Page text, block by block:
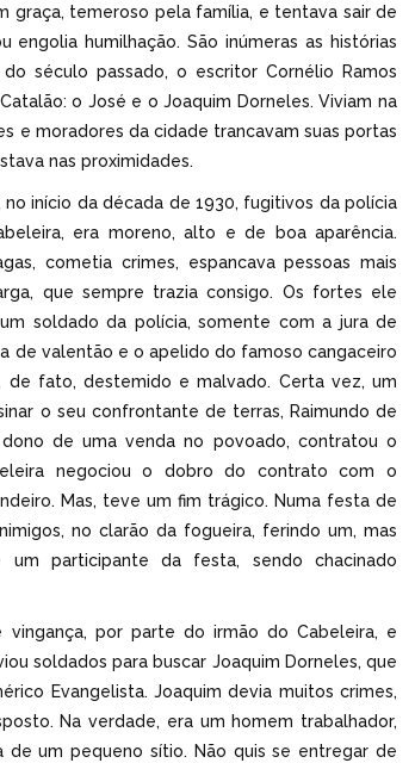
graça, temeroso pela família, e tentava sair de
engolia humilhação. São inúmeras as histórias
século passado, o escritor Cornélio Ramos
o José e o Joaquim Dorneles. Viviam na
e moradores da cidade trancavam suas portas
nas proximidades.
no início da década de 1930, fugitivos da polícia
era moreno, alto e de boa aparência.
cometia crimes, espancava pessoas mais
que sempre trazia consigo. Os fortes ele
soldado da polícia, somente com a jura de
de valentão e o apelido do famoso cangaceiro
de fato, destemido e malvado. Certa vez, um
o seu confrontante de terras, Raimundo de
de uma venda no povoado, contratou o
negociou o dobro do contrato com o
Mas, teve um fim trágico. Numa festa de
no clarão da fogueira, ferindo um, mas
participante da festa, sendo chacinado
por parte do irmão do Cabeleira, e
soldados para buscar Joaquim Dorneles, que
Evangelista. Joaquim devia muitos crimes,
Na verdade, era um homem trabalhador,
um pequeno sítio. Não quis se entregar de